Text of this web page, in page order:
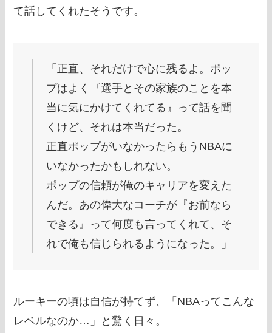
て話してくれたそうです。
「正直、それだけで心に残るよ。ポッ
プはよく『選手とその家族のことを本
当に気にかけてくれてる』って話を聞
くけど、それは本当だった。
正直ポップがいなかったらもうNBAに
いなかったかもしれない。
ポップの信頼が俺のキャリアを変えた
んだ。あの偉大なコーチが『お前なら
できる』って何度も言ってくれて、そ
れで俺も信じられるようになった。」
ルーキーの頃は自信が持てず、「NBAってこんな
レベルなのか…」と驚く日々。